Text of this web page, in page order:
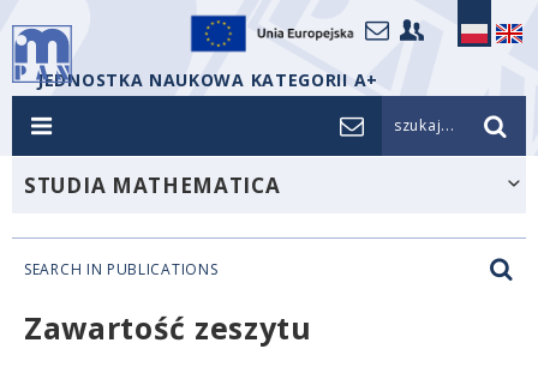
JEDNOSTKA NAUKOWA KATEGORII A+
szukaj...
STUDIA MATHEMATICA
SEARCH IN PUBLICATIONS
Zawartość zeszytu